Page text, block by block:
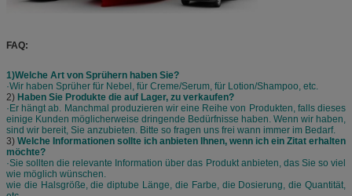
FAQ:
1)Welche Art von Sprühern haben Sie?
·Wir haben Sprüher für Nebel, für Creme/Serum, für Lotion/Shampoo, etc.
2) Haben Sie Produkte die auf Lager, zu verkaufen?
·Er hängt ab. Manchmal produzieren wir eine Reihe von Produkten, falls dieses
einige Kunden möglicherweise dringende Bedürfnisse haben. Wenn wir haben,
sind wir bereit, Sie anzubieten. Bitte so fragen uns frei wann immer im Bedarf.
3) Welche Informationen sollte ich anbieten Ihnen, wenn ich ein Zitat erhalten
möchte?
·Sie sollten die relevante Information über das Produkt anbieten, das Sie so viel
wie möglich wünschen.
wie die Halsgröße, die diptube Länge, die Farbe, die Dosierung, die Quantität,